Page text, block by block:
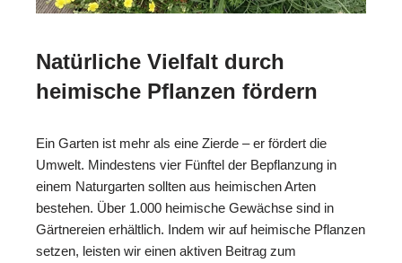
Natürliche Vielfalt durch
heimische Pflanzen fördern
Ein Garten ist mehr als eine Zierde – er fördert die
Umwelt. Mindestens vier Fünftel der Bepflanzung in
einem Naturgarten sollten aus heimischen Arten
bestehen. Über 1.000 heimische Gewächse sind in
Gärtnereien erhältlich. Indem wir auf heimische Pflanzen
setzen, leisten wir einen aktiven Beitrag zum